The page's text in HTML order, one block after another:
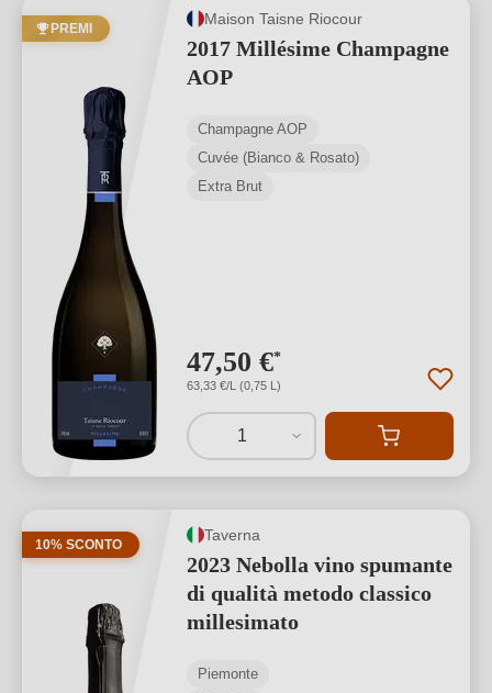
PREMI
Maison Taisne Riocour
2017 Millésime Champagne
AOP
Champagne AOP
Cuvée (Bianco & Rosato)
Extra Brut
47,50 €*
63,33 €/L (0,75 L)
1
10% SCONTO
Taverna
2023 Nebolla vino spumante
di qualità metodo classico
millesimato
Piemonte